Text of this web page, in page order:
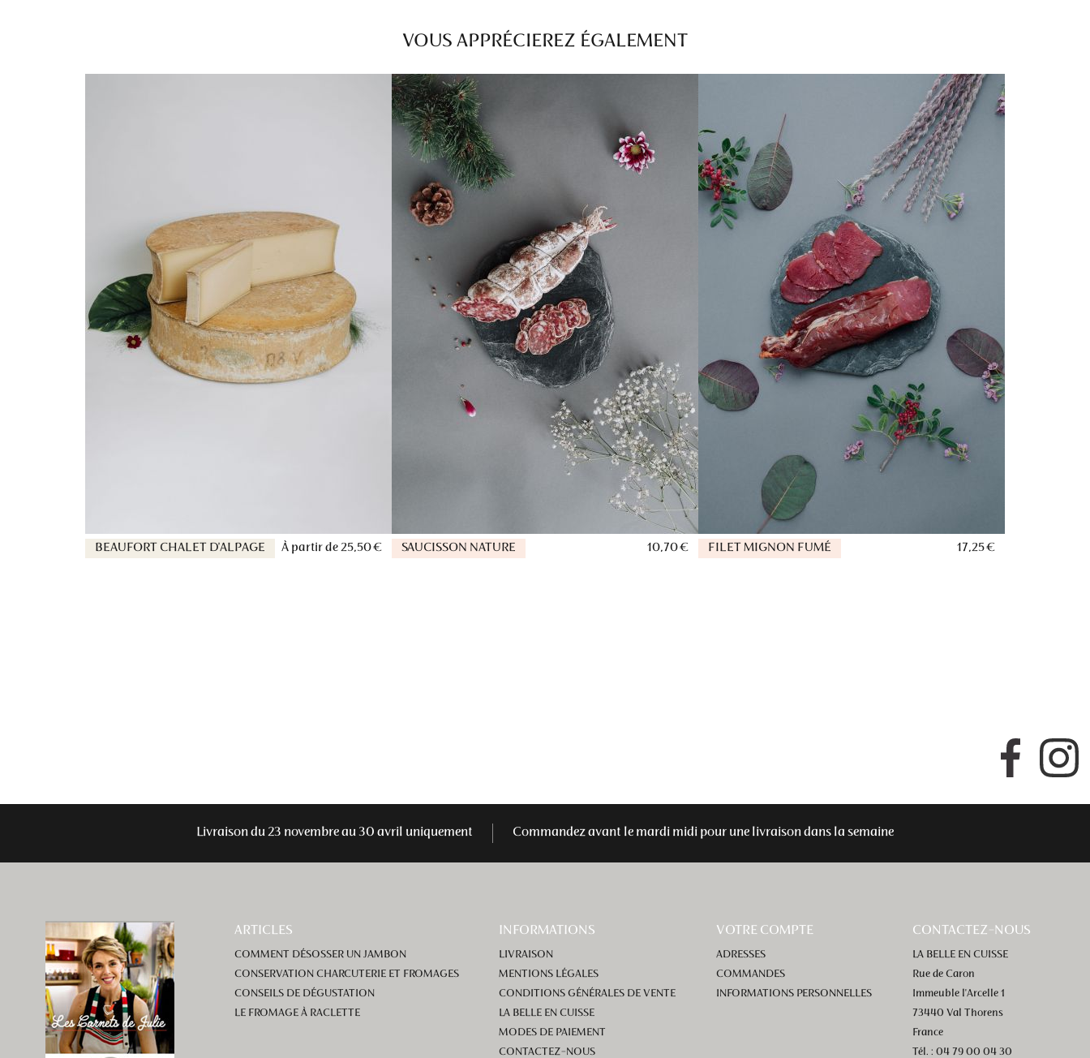
VOUS APPRÉCIEREZ ÉGALEMENT
BEAUFORT CHALET D'ALPAGE À partir de25,50 € SAUCISSON NATURE 10,70 € FILET MIGNON FUMÉ 17,25 €
Facebook
Livraison du 23 novembre au 30 avril uniquement Commandez avant le mardi midi pour une livraison dans la semaine
ARTICLES
COMMENT DÉSOSSER UN JAMBON
CONSERVATION CHARCUTERIE ET FROMAGES
CONSEILS DE DÉGUSTATION
LE FROMAGE À RACLETTE
INFORMATIONS
LIVRAISON
MENTIONS LÉGALES
CONDITIONS GÉNÉRALES DE VENTE
LA BELLE EN CUISSE
MODES DE PAIEMENT
CONTACTEZ-NOUS
VOTRE COMPTE
ADRESSES
COMMANDES
INFORMATIONS PERSONNELLES
CONTACTEZ-NOUS
LA BELLE EN CUISSE
Rue de Caron
Immeuble l'Arcelle 1
73440 Val Thorens
France
Tél. : 04 79 00 04 30